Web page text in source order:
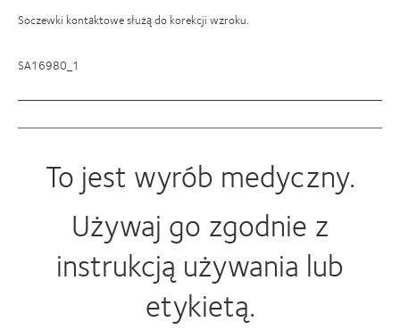
Soczewki kontaktowe służą do korekcji wzroku.
SA16980_1
To jest wyrób medyczny.
Używaj go zgodnie z
instrukcją używania lub
etykietą.